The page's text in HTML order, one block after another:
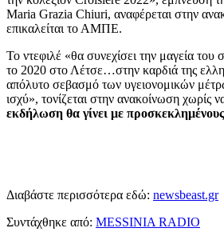
Maria Grazia Chiuri, αναφέρεται στην
επικαλείται το ΑΜΠΕ.
Το ντεφιλέ «θα συνεχίσει την μαγεία
το 2020 στο Λέτσε…στην καρδιά της
απόλυτο σεβασμό των υγειονομικών
ισχύ», τονίζεται στην ανακοίνωση χωρίς
εκδήλωση θα γίνει με
Διαβάστε περισσότερα εδώ: newsbeast.gr
Συντάχθηκε από: MESSINIA RADIO